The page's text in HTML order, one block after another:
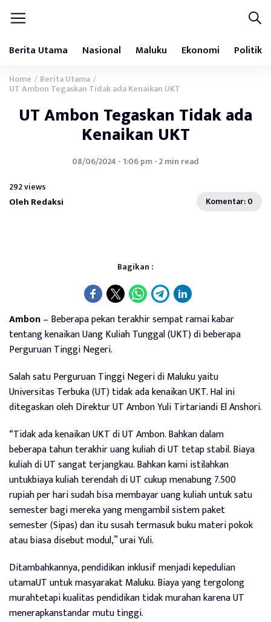
Berita Utama Nasional Maluku Ekonomi Politik
Home / Berita Utama /
UT Ambon Tegaskan Tidak ada Kenaikan UKT
UT Ambon Tegaskan Tidak ada
Kenaikan UKT
08/06/2024 - 1:06 pm - 2 min read
292 views
Oleh Redaksi Komentar: 0
Bagikan :
Ambon– Beberapa pekan terakhir sempat ramai kabar
tentang kenaikan Uang Kuliah Tunggal (UKT) di beberapa
Perguruan Tinggi Negeri.
Salah satu Perguruan Tinggi Negeri di Maluku yaitu
Universitas Terbuka (UT) tidak ada kenaikan UKT. Hal ini
ditegaskan oleh Direktur UT Ambon Yuli Tirtariandi El Anshori.
“Tidak ada kenaikan UKT di UT Ambon. Bahkan dalam
beberapa tahun terakhir uang kuliah di UT tetap stabil. Biaya
kuliah di UT sangat terjangkau. Bahkan kami istilahkan
untukbiaya kuliah terendah di UT cukup menabung 7.500
rupiah per hari sudah bisa membayar uang kuliah untuk satu
semester bagi mereka yang mengambil sistem paket
semester (Sipas) dan itu susah termasuk buku materi pokok
atau biasa disebut modul,” urai Yuli.
Ditambahkannya, pendidikan inklusif menjadi kepedulian
utamaUT untuk masyarakat Maluku. Biaya yang tergolong
murahtetapi kualitas pendidikan tidak murahan karena UT
menerapkanstandar mutu tinggi.